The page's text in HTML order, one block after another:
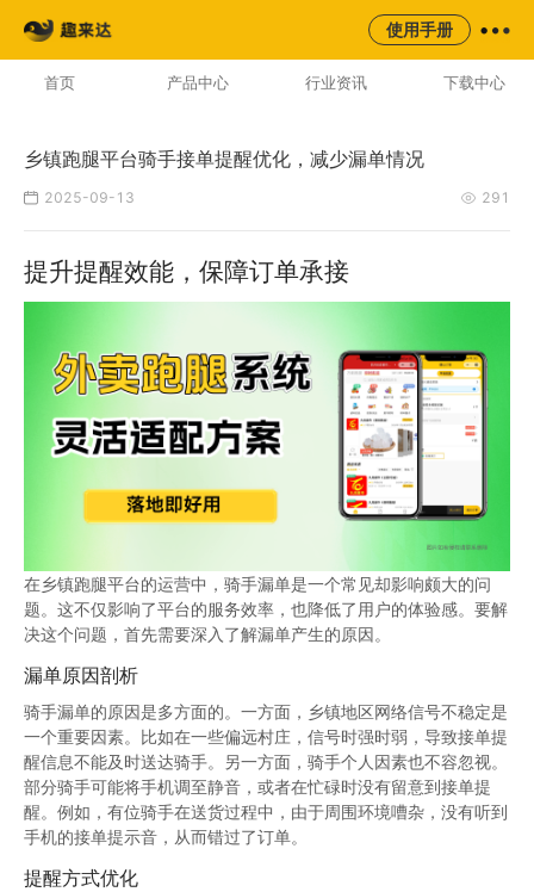
使用手册
首页 产品中心 行业资讯 下载中心
AI云配服务生态平台
乡镇跑腿平台骑手接单提醒优化，减少漏单情况
2025-09-13 291
提升提醒效能，保障订单承接
在乡镇跑腿平台的运营中，骑手漏单是一个常见却影响颇大的问
题。这不仅影响了平台的服务效率，也降低了用户的体验感。要解
决这个问题，首先需要深入了解漏单产生的原因。
漏单原因剖析
骑手漏单的原因是多方面的。一方面，乡镇地区网络信号不稳定是
一个重要因素。比如在一些偏远村庄，信号时强时弱，导致接单提
醒信息不能及时送达骑手。另一方面，骑手个人因素也不容忽视。
部分骑手可能将手机调至静音，或者在忙碌时没有留意到接单提
醒。例如，有位骑手在送货过程中，由于周围环境嘈杂，没有听到
手机的接单提示音，从而错过了订单。
提醒方式优化